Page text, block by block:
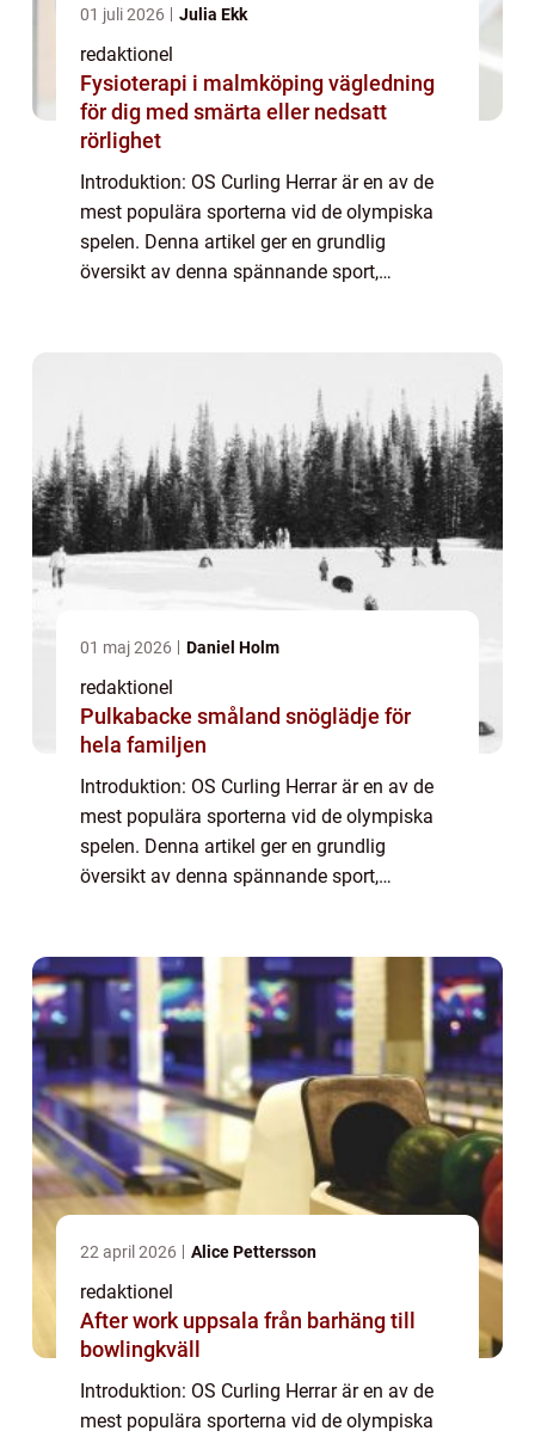
01 juli 2026 Julia Ekk
redaktionel
Fysioterapi i malmköping vägledning
för dig med smärta eller nedsatt
rörlighet
Introduktion: OS Curling Herrar är en av de
mest populära sporterna vid de olympiska
spelen. Denna artikel ger en grundlig
översikt av denna spännande sport,
01 maj 2026 Daniel Holm
redaktionel
Pulkabacke småland snöglädje för
hela familjen
Introduktion: OS Curling Herrar är en av de
mest populära sporterna vid de olympiska
spelen. Denna artikel ger en grundlig
översikt av denna spännande sport,
också a...
22 april 2026 Alice Pettersson
redaktionel
After work uppsala från barhäng till
bowlingkväll
Introduktion: OS Curling Herrar är en av de
mest populära sporterna vid de olympiska